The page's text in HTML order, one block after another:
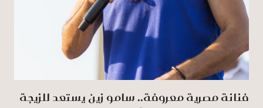
فنانة مصرية معروفة.. سامو زين يستعد للزيجة